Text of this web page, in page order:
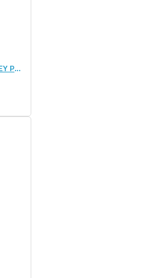
PRİME NUTRİTİON WHEY PROTEİN 990 GR